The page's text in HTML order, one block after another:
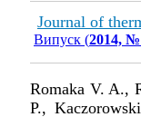
Journal of
Випуск (2014,
Romaka V. A.,
P.,